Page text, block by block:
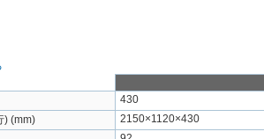
430
) (mm)
2150×1120×430